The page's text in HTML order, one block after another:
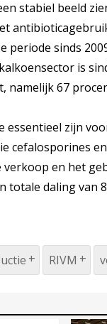
stabiel beeld
periode sinds
is
namelijk 67
essentieel zijn
cefalosporines
en het
totale daling van
RIVM